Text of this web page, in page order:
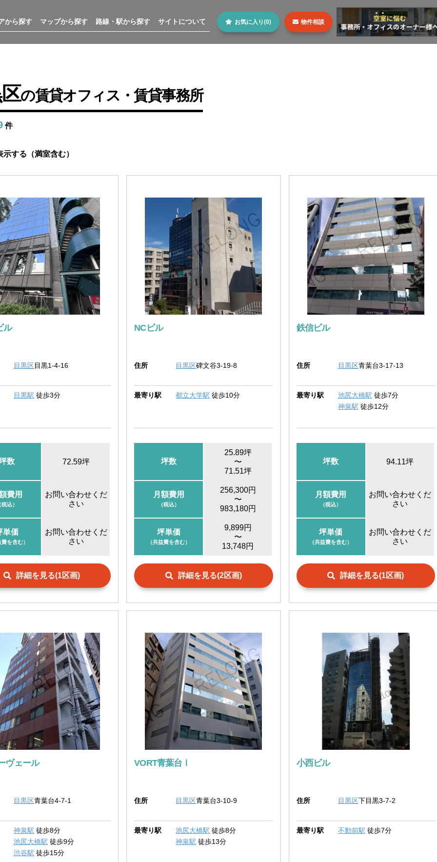
から探す マップから探す 路線・駅から探す サイトについて お気に入り(0) 物件相談
の賃貸オフィス・賃貸事務所
件
示する（満室含む）
ル
目黒区目黒1-4-16
目黒駅 徒歩3分
数 72.59坪
費用
込）
お問い合わせくだ
さい
単価
を含む）
お問い合わせくだ
さい
詳細を見る(1区画)
NCビル
住所 目黒区碑文谷3-19-8
最寄り駅 都立大学駅 徒歩10分
坪数
25.89坪
〜
71.51坪
月額費用
（税込）
256,300円
〜
983,180円
坪単価
（共益費を含む）
9,899円
〜
13,748円
詳細を見る(2区画)
鉄信ビル
住所 目黒区青葉台3-17-13
最寄り駅 池尻大橋駅 徒歩7分
神泉駅 徒歩12分
坪数 94.11坪
月額費用
（税込）
お問い合わせくだ
さい
坪単価
（共益費を含む）
お問い合わせくだ
さい
詳細を見る(1区画)
ヴェール
目黒区青葉台4-7-1
神泉駅 徒歩8分
池尻大橋駅 徒歩9分
渋谷駅 徒歩15分
VORT青葉台Ⅰ
住所 目黒区青葉台3-10-9
最寄り駅 池尻大橋駅 徒歩8分
神泉駅 徒歩13分
小西ビル
住所 目黒区下目黒3-7-2
最寄り駅 不動前駅 徒歩7分